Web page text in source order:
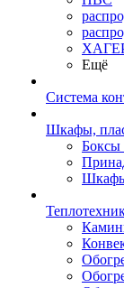
Ещё
Система
Шкафы,
Боксы
Шкафы